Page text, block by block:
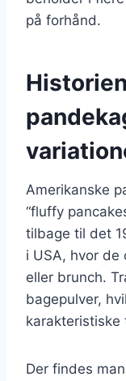
på forhånd.
Amerikanske
“fluffy
tilbage til det
i USA, hvor de
eller brunch.
bagepulver,
karakteristiske
Der findes